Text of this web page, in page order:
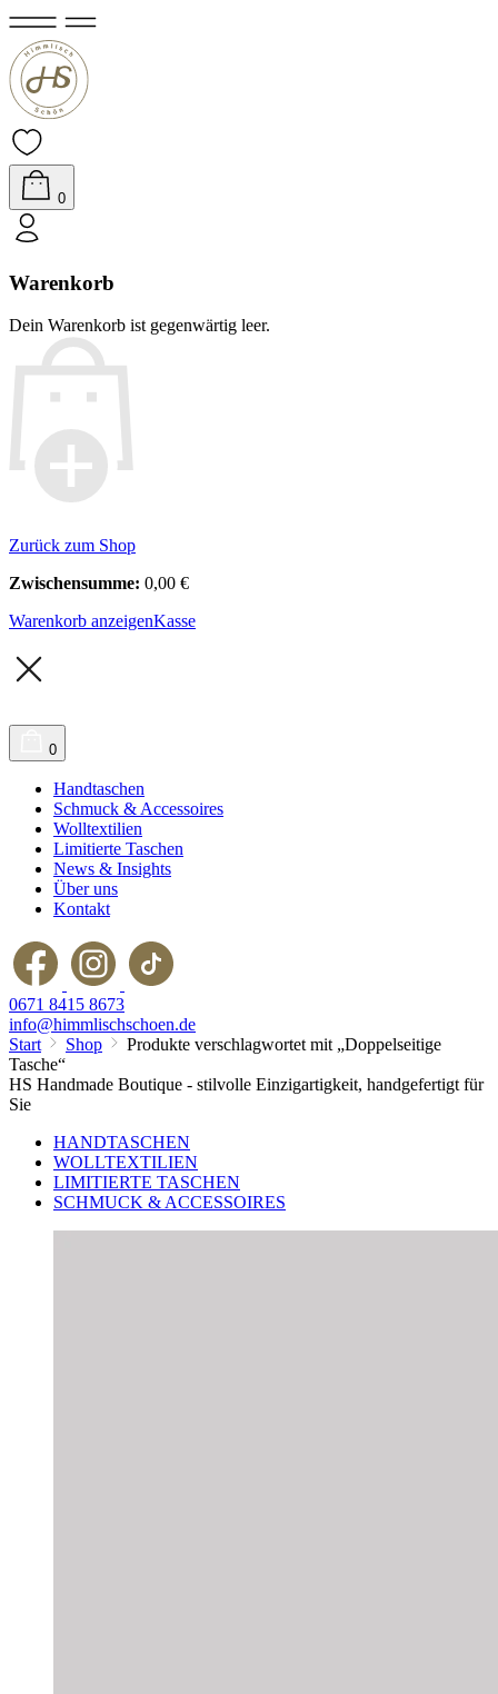
0
Warenkorb
Dein Warenkorb ist gegenwärtig leer.
Zurück zum Shop
Zwischensumme: 0,00 €
Warenkorb anzeigenKasse
0
Handtaschen
Schmuck & Accessoires
Wolltextilien
Limitierte Taschen
News & Insights
Über uns
Kontakt
0671 8415 8673
info@himmlischschoen.de
Start
Shop
Produkte verschlagwortet mit „Doppelseitige
Tasche“
HS Handmade Boutique - stilvolle Einzigartigkeit, handgefertigt für
Sie
HANDTASCHEN
WOLLTEXTILIEN
LIMITIERTE TASCHEN
SCHMUCK & ACCESSOIRES